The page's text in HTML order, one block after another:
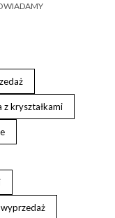
z kryształkami